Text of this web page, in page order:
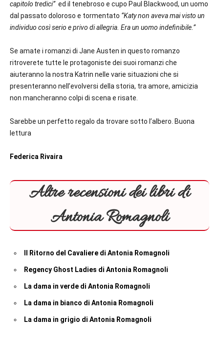
capitolo tredici” ed il tenebroso e cupo Paul Blackwood, un uomo
dal passato doloroso e tormentato “Katy non aveva mai visto un
individuo così serio e privo di allegria. Era un uomo indefinibile.”
Se amate i romanzi di Jane Austen in questo romanzo
ritroverete tutte le protagoniste dei suoi romanzi che
aiuteranno la nostra Katrin nelle varie situazioni che si
presenteranno nell’evolversi della storia, tra amore, amicizia
non mancheranno colpi di scena e risate.
Sarebbe un perfetto regalo da trovare sotto l’albero. Buona
lettura
Federica Rivaira
Altre recensioni dei libri di
Antonia Romagnoli
Il Ritorno del Cavaliere di Antonia Romagnoli
Regency Ghost Ladies di Antonia Romagnoli
La dama in verde di Antonia Romagnoli
La dama in bianco di Antonia Romagnoli
La dama in grigio di Antonia Romagnoli